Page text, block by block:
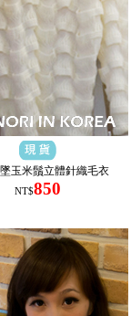
玉米鬚立體針織毛衣
NT$850